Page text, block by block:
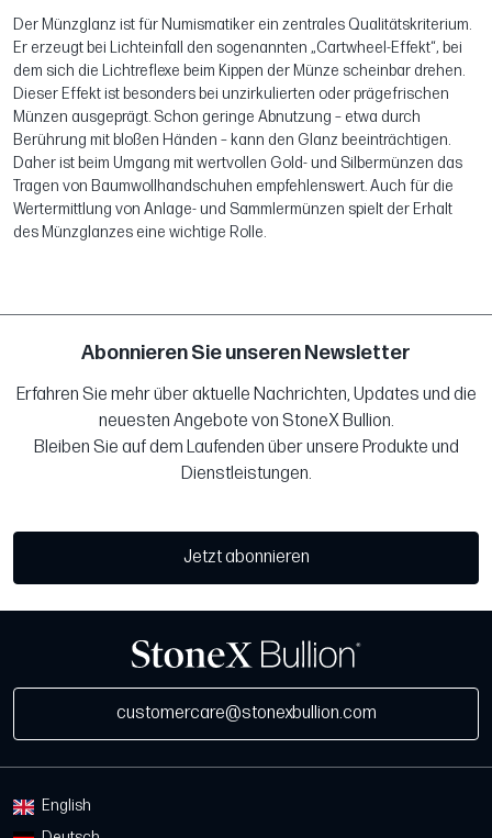
Der Münzglanz ist für Numismatiker ein zentrales Qualitätskriterium.
Er erzeugt bei Lichteinfall den sogenannten „Cartwheel-Effekt“, bei
dem sich die Lichtreflexe beim Kippen der Münze scheinbar drehen.
Dieser Effekt ist besonders bei unzirkulierten oder prägefrischen
Münzen ausgeprägt. Schon geringe Abnutzung – etwa durch
Berührung mit bloßen Händen – kann den Glanz beeinträchtigen.
Daher ist beim Umgang mit wertvollen Gold- und Silbermünzen das
Tragen von Baumwollhandschuhen empfehlenswert. Auch für die
Wertermittlung von Anlage- und Sammlermünzen spielt der Erhalt
des Münzglanzes eine wichtige Rolle.
Abonnieren Sie unseren Newsletter
Erfahren Sie mehr über aktuelle Nachrichten, Updates und die
neuesten Angebote von StoneX Bullion.
Bleiben Sie auf dem Laufenden über unsere Produkte und
Dienstleistungen.
Jetzt abonnieren
customercare@stonexbullion.com
English